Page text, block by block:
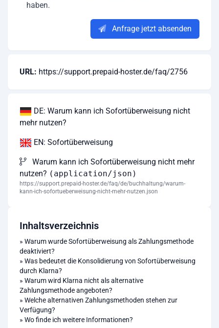
haben.
Anfrage jetzt absenden
URL: https://support.prepaid-hoster.de/faq/2756
DE: Warum kann ich Sofortüberweisung nicht
mehr nutzen?
EN: Sofortüberweisung
Warum kann ich Sofortüberweisung nicht mehr
nutzen? (application/json)
https://support.prepaid-hoster.de/faq/de/buchhaltung/warum-
kann-ich-sofortueberweisung-nicht-mehr-nutzen.json
Inhaltsverzeichnis
» Warum wurde Sofortüberweisung als Zahlungsmethode
deaktiviert?
» Was bedeutet die Konsolidierung von Sofortüberweisung
durch Klarna?
» Warum wird Klarna nicht als alternative
Zahlungsmethode angeboten?
» Welche alternativen Zahlungsmethoden stehen zur
Verfügung?
» Wo finde ich weitere Informationen?